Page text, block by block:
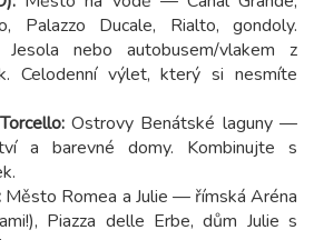
Palazzo Ducale, Rialto, gondoly.
nebo autobusem/vlakem z
Celodenní výlet, který si nesmíte
Ostrovy Benátské laguny —
a barevné domy. Kombinujte s
Město Romea a Julie — římská Aréna
Piazza delle Erbe, dům Julie s